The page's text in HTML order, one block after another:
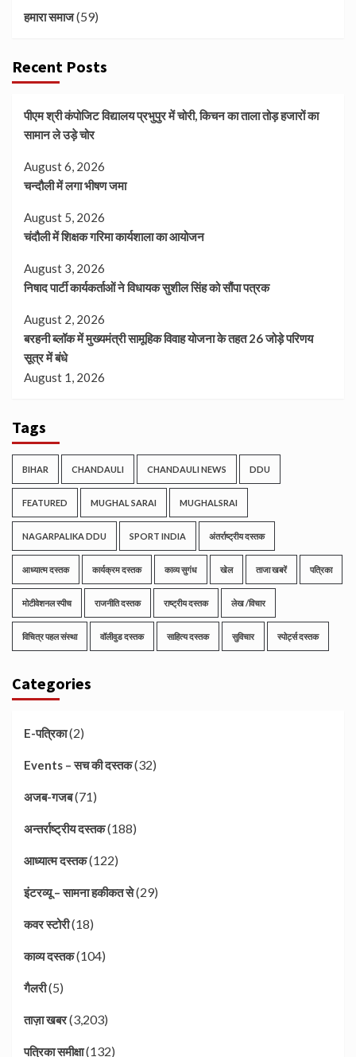
हमारा समाज(59)
Recent Posts
पीएम श्री कंपोजिट विद्यालय प्रभुपुर में चोरी, किचन का ताला तोड़ हजारों का
सामान ले उड़े चोर
August 6, 2026
चन्दौली में लगा भीषण जमा
August 5, 2026
चंदौली में शिक्षक गरिमा कार्यशाला का आयोजन
August 3, 2026
निषाद पार्टी कार्यकर्ताओं ने विधायक सुशील सिंह को सौंपा पत्रक
August 2, 2026
बरहनी ब्लॉक में मुख्यमंत्री सामूहिक विवाह योजना के तहत 26 जोड़े परिणय
सूत्र में बंधे
August 1, 2026
Tags
BIHAR CHANDAULI CHANDAULI NEWS DDU
FEATURED MUGHAL SARAI MUGHALSRAI
NAGARPALIKA DDU SPORT INDIA अंतर्राष्ट्रीय दस्तक
आध्यात्म दस्तक कार्यक्रम दस्तक काव्य सुगंध खेल ताजा खबरें पत्रिका
मोटीवेशनल स्पीच राजनीति दस्तक राष्ट्रीय दस्तक लेख /विचार
विचित्र पहल संस्था वॉलीवुड दस्तक साहित्य दस्तक सुविचार स्पोर्ट्स दस्तक
Categories
E-पत्रिका(2)
Events – सच की दस्तक(32)
अजब-गजब(71)
अन्तर्राष्ट्रीय दस्तक(188)
आध्यात्म दस्तक(122)
इंटरव्यू – सामना हकीकत से(29)
कवर स्टोरी(18)
काव्य दस्तक(104)
गैलरी(5)
ताज़ा खबर(3,203)
पत्रिका समीक्षा(132)